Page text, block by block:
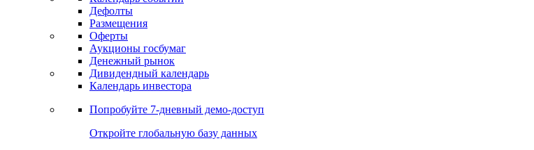
Дефолты
Размещения
Оферты
Аукционы госбумаг
Денежный рынок
Дивидендный календарь
Календарь инвестора
Попробуйте 7-дневный демо-доступ
Откройте глобальную базу данных